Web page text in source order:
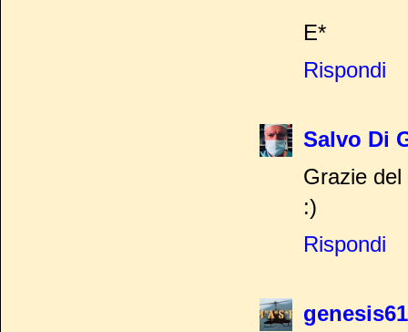
E*
Rispondi
Salvo Di
Grazie
:)
Rispondi
genesis61